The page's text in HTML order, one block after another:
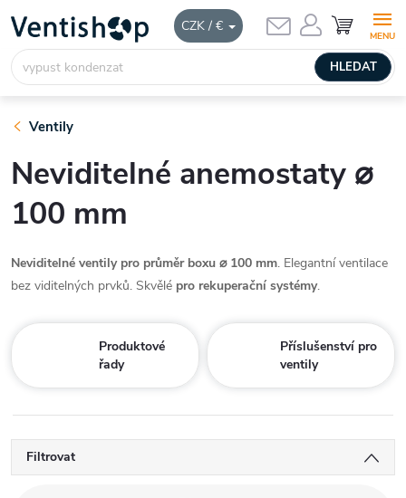
CZK / €
obsah
HLEDAT
NÁKUPNÍ
KOŠÍK
Ventily
Neviditelné anemostaty ⌀
100 mm
Neviditelné ventily pro průměr boxu ⌀ 100 mm. Elegantní ventilace
bez viditelných prvků. Skvělé pro rekuperační systémy.
Produktové
řady
Příslušenství pro
ventily
Filtrovat